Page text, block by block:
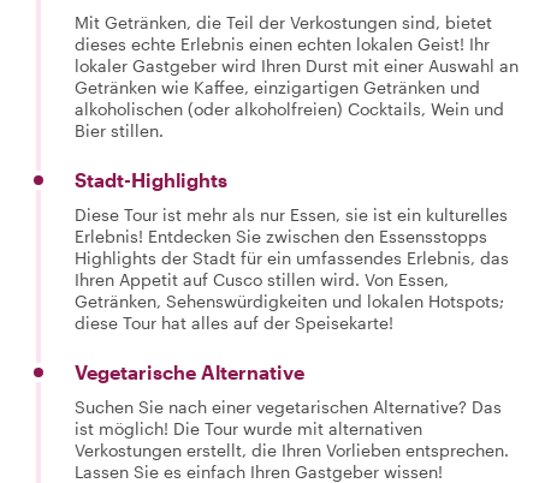
Mit Getränken, die Teil der Verkostungen sind, bietet
dieses echte Erlebnis einen echten lokalen Geist! Ihr
lokaler Gastgeber wird Ihren Durst mit einer Auswahl an
Getränken wie Kaffee, einzigartigen Getränken und
alkoholischen (oder alkoholfreien) Cocktails, Wein und
Bier stillen.
Stadt-Highlights
Diese Tour ist mehr als nur Essen, sie ist ein kulturelles
Erlebnis! Entdecken Sie zwischen den Essensstopps
Highlights der Stadt für ein umfassendes Erlebnis, das
Ihren Appetit auf Cusco stillen wird. Von Essen,
Getränken, Sehenswürdigkeiten und lokalen Hotspots;
diese Tour hat alles auf der Speisekarte!
Vegetarische Alternative
Suchen Sie nach einer vegetarischen Alternative? Das
ist möglich! Die Tour wurde mit alternativen
Verkostungen erstellt, die Ihren Vorlieben entsprechen.
Lassen Sie es einfach Ihren Gastgeber wissen!